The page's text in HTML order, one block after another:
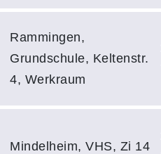
Rammingen,
Grundschule, Keltenstr.
4, Werkraum
Mindelheim, VHS, Zi 14